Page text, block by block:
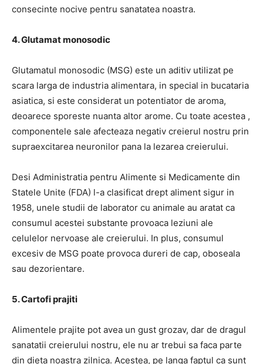
consecinte nocive pentru sanatatea noastra.
4. Glutamat monosodic
Glutamatul monosodic (MSG) este un aditiv utilizat pe
scara larga de industria alimentara, in special in bucataria
asiatica, si este considerat un potentiator de aroma,
deoarece sporeste nuanta altor arome. Cu toate acestea ,
componentele sale afecteaza negativ creierul nostru prin
supraexcitarea neuronilor pana la lezarea creierului.
Desi Administratia pentru Alimente si Medicamente din
Statele Unite (FDA) l-a clasificat drept aliment sigur in
1958, unele studii de laborator cu animale au aratat ca
consumul acestei substante provoaca leziuni ale
celulelor nervoase ale creierului. In plus, consumul
excesiv de MSG poate provoca dureri de cap, oboseala
sau dezorientare.
5. Cartofi prajiti
Alimentele prajite pot avea un gust grozav, dar de dragul
sanatatii creierului nostru, ele nu ar trebui sa faca parte
din dieta noastra zilnica. Acestea, pe langa faptul ca sunt